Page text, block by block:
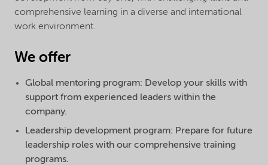
comprehensive learning in a diverse and international
work environment.
We offer
Global mentoring program: Develop your skills with
support from experienced leaders within the
company.
Leadership development program: Prepare for future
leadership roles with our comprehensive training
programs.